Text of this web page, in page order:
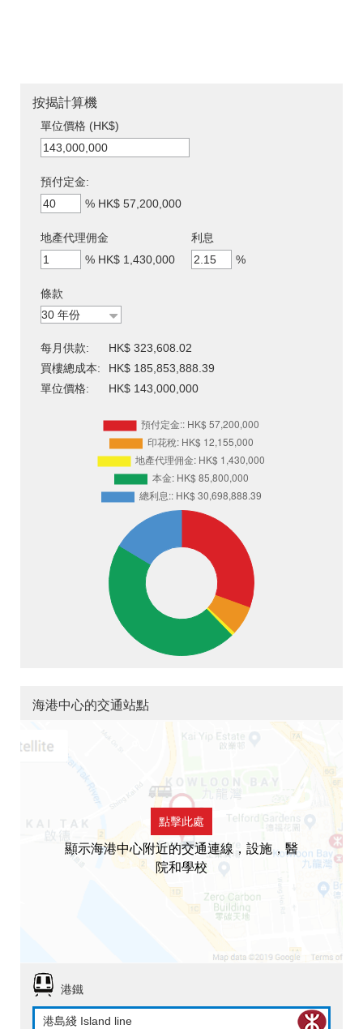
按揭計算機
單位價格 (HK$)
預付定金:
% HK$ 57,200,000
地產代理佣金
% HK$ 1,430,000
利息
%
條款
每月供款:
HK$ 323,608.02
買樓總成本:
HK$ 185,853,888.39
單位價格:
HK$ 143,000,000
海港中心的交通站點
點擊此處
顯示海港中心附近的交通連線，設施，醫
院和學校
港鐵
港島綫 Island line